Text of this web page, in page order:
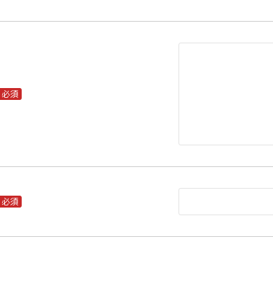
必須
必須